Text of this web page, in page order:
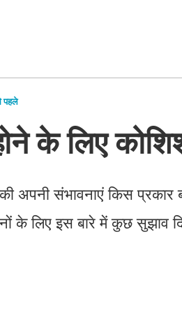
पहले
के लिए
अपनी संभावनाएं किस प्रकार
के लिए इस बारे में कुछ सुझाव